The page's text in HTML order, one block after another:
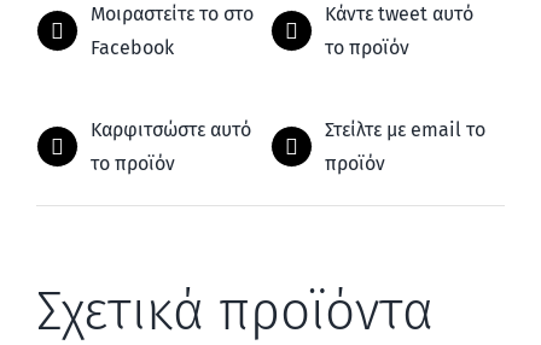
Μοιραστείτε το στο
Facebook
Κάντε tweet αυτό
το προϊόν
Καρφιτσώστε αυτό
το προϊόν
Στείλτε με email το
προϊόν
Σχετικά προϊόντα